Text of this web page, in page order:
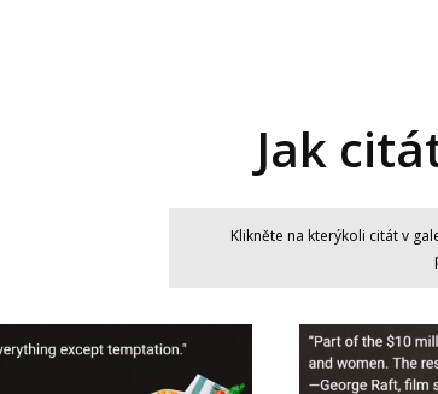
Jak
Klikněte na kterýkoli citát v